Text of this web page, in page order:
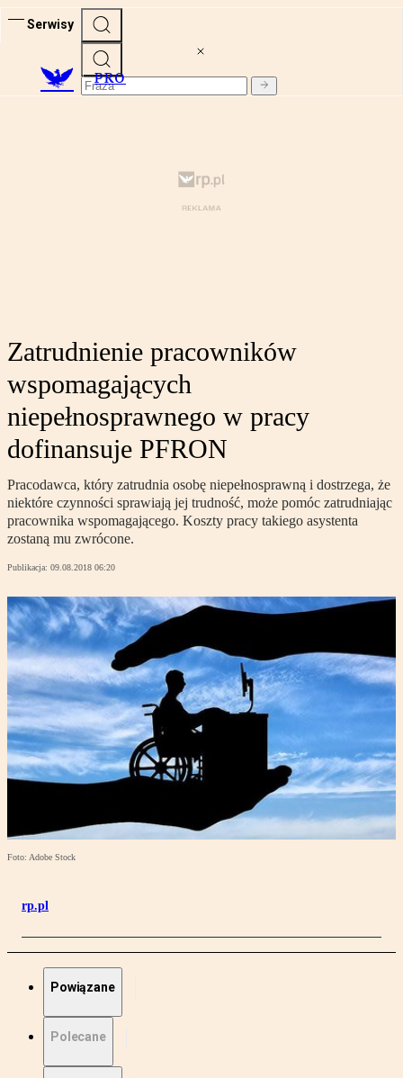
Serwisy
PRO
Zatrudnienie pracowników
wspomagających
niepełnosprawnego w pracy
dofinansuje PFRON
Pracodawca, który zatrudnia osobę niepełnosprawną i dostrzega, że
niektóre czynności sprawiają jej trudność, może pomóc zatrudniając
pracownika wspomagającego. Koszty pracy takiego asystenta
zostaną mu zwrócone.
Publikacja: 09.08.2018 06:20
Foto: Adobe Stock
rp.pl
Powiązane
Polecane